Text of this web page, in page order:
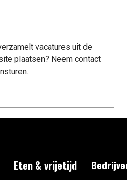
vacatures uit de
plaatsen? Neem contact
Eten & vrijetijd